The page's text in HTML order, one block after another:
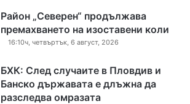
Район „Северен“ продължава
премахването на изоставени коли
16:10ч, четвъртък, 6 август, 2026
БХК: След случаите в Пловдив и
Банско държавата е длъжна да
разследва омразата